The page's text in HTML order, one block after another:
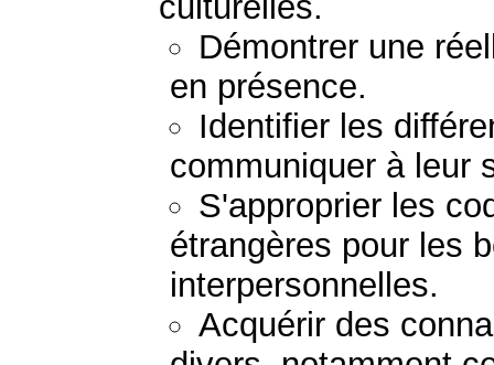
Démontrer une
en présence.
Identifier les
communiquer à leur
S'approprier les
étrangères pour les
interpersonnelles.
Acquérir des